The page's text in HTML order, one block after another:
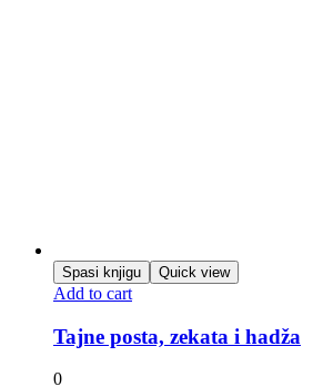
Spasi knjigu Quick view
Add to cart
Tajne posta, zekata i hadža
0